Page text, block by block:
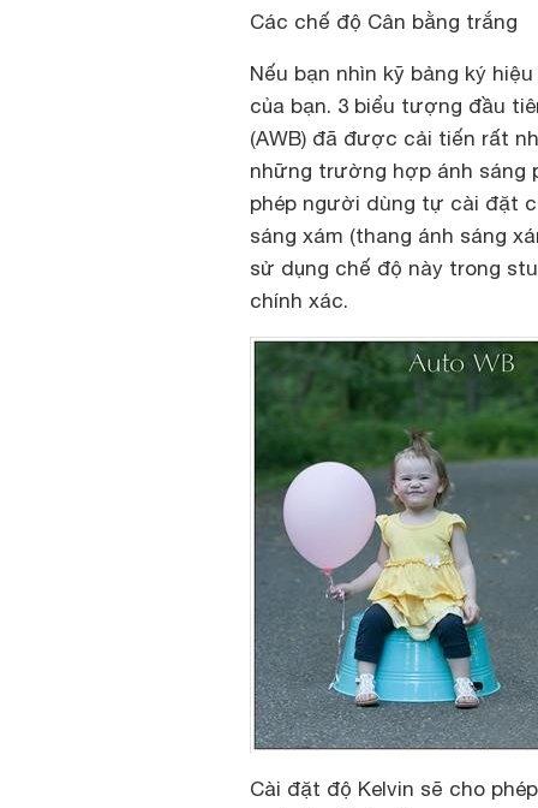
Các chế độ Cân bằng trắng
Nếu bạn nhìn kỹ bảng ký
của bạn. 3 biểu tượng đầu
(AWB) đã được cải tiến rất
những trường hợp ánh sáng
phép người dùng tự cài đặt
sáng xám (thang ánh sáng
sử dụng chế độ này trong
chính xác.
Cài đặt độ Kelvin sẽ cho